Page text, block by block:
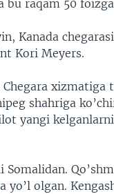
raqam 50
Kanada
Kori Meyers.
xizmatiga
shahriga
yangi
yo’l olgan.